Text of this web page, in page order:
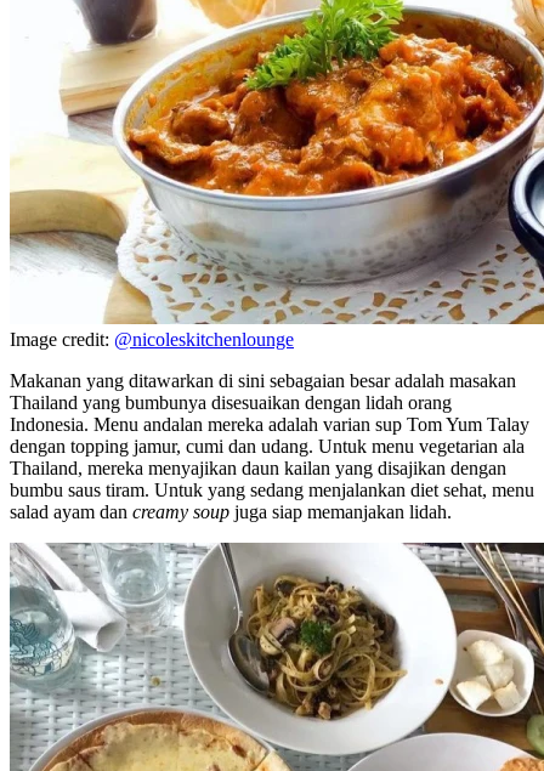
Image credit: @nicoleskitchenlounge
Makanan yang ditawarkan di sini sebagaian besar adalah masakan
Thailand yang bumbunya disesuaikan dengan lidah orang
Indonesia. Menu andalan mereka adalah varian sup Tom Yum Talay
dengan topping jamur, cumi dan udang. Untuk menu vegetarian ala
Thailand, mereka menyajikan daun kailan yang disajikan dengan
bumbu saus tiram. Untuk yang sedang menjalankan diet sehat, menu
salad ayam dan creamy soup juga siap memanjakan lidah.